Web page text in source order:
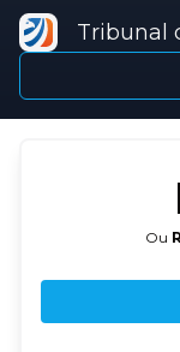
Tribunal
Ou